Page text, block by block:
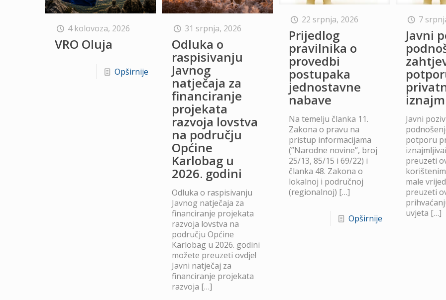
4 kolovoza, 2026
VRO Oluja
Opširnije
31 srpnja, 2026
Odluka o
raspisivanju
Javnog
natječaja za
financiranje
projekata
razvoja lovstva
na području
Općine
Karlobag u
2026. godini
Odluka o raspisivanju
Javnog natječaja za
financiranje projekata
razvoja lovstva na
području Općine
Karlobag u 2026. godini
možete preuzeti ovdje!
Javni natječaj za
financiranje projekata
razvoja […]
22 srpnja, 2026
Prijedlog
pravilnika o
provedbi
postupaka
jednostavne
nabave
Na temelju članka 11.
Zakona o pravu na
pristup informacijama
(”Narodne novine”, broj
25/13, 85/15 i 69/22) i
članka 48. Zakona o
lokalnoj i područnoj
(regionalnoj) […]
Opširnije
7
Javni
Javni
potporu
preuzeti
male
preuzeti
uvjeta […]